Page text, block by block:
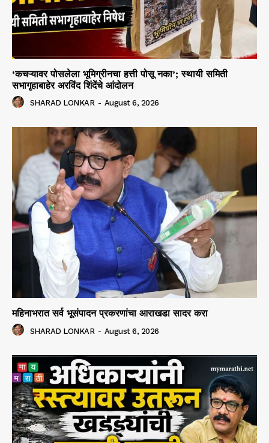
‘कचऱ्यावर पोसलेला भूमिग्रीनचा हत्ती पोसू नका’; स्थायी समिती
सभागृहाबाहेर अरविंद शिंदेंचे आंदोलन
SHARAD LONKAR - August 6, 2026
महिनाभरात सर्व भूसंपादन प्रकरणांचा आराखडा सादर करा
SHARAD LONKAR - August 6, 2026